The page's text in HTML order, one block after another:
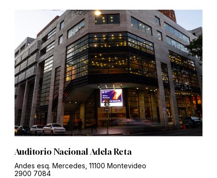
Auditorio Nacional Adela Reta
Andes esq. Mercedes, 11100 Montevideo
2900 7084